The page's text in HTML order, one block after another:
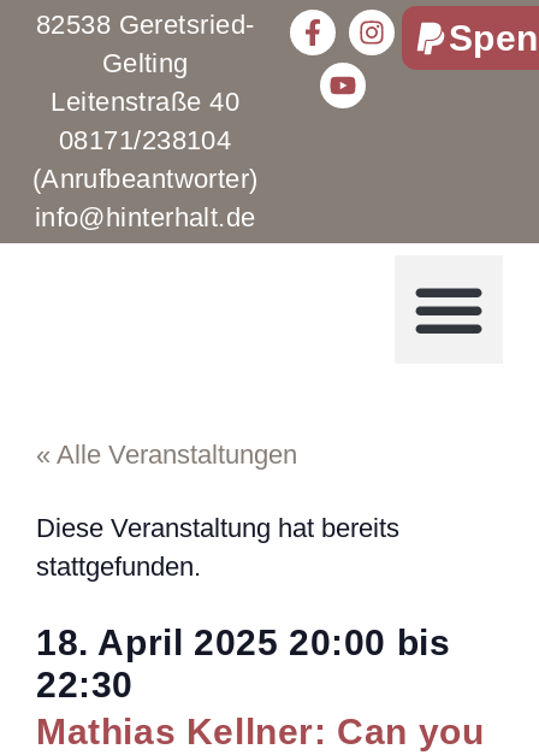
82538 Geretsried-
Gelting
Leitenstraße 40
08171/238104
(Anrufbeantworter)
info@hinterhalt.de
« Alle Veranstaltungen
Diese Veranstaltung hat bereits
stattgefunden.
18. April 2025 20:00 bis
22:30
Mathias Kellner: Can you